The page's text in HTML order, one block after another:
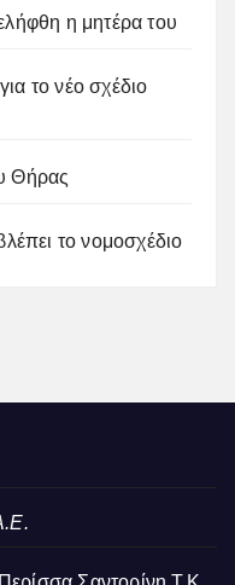
η μητέρα του
το νέο σχέδιο
Θήρας
το νομοσχέδιο